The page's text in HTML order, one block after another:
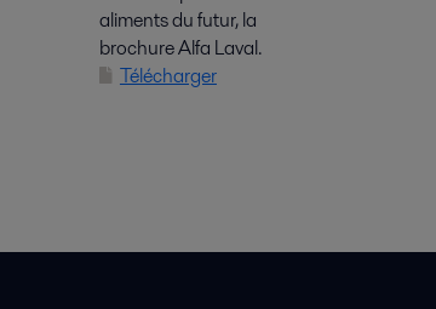
aliments du futur, la
brochure Alfa Laval.
Télécharger